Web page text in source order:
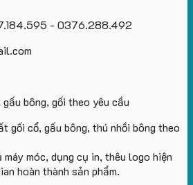
- 0376.288.492
gối cổ, gấu bông, thú nhồi bông theo
móc, dụng cụ in, thêu logo hiện
hoàn thành sản phẩm.